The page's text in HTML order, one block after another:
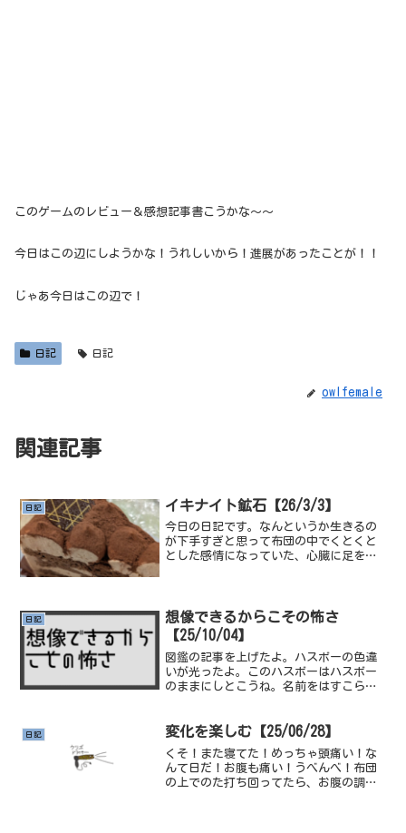
このゲームのレビュー＆感想記事書こうかな～～
今日はこの辺にしようかな！うれしいから！進展があったことが！！
じゃあ今日はこの辺で！
日記 日記
owlfemale
関連記事
日記 イキナイト鉱石【26/3/3】
今日の日記です。なんというか生きるの
が下手すぎと思って布団の中でくとくと
とした感情になっていた、心臓に足を置
とかで終わるような用...
日記
想像できるからこその怖さ
【25/10/04】
図鑑の記事を上げたよ。ハスボーの色違
いが光ったよ。このハスボーはハスボー
のままにしとこうね。名前をはすこらに
あはすこららでも可愛いしいいか～～～
日記 変化を楽しむ【25/06/28】
くそ！また寝てた！めっちゃ頭痛い！な
んて日だ！お腹も痛い！うべんべ！布団
の上でのた打ち回ってたら、お腹の調子